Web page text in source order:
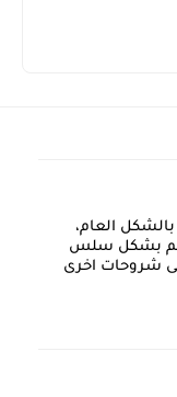
العام،
بشكل سلس
شروحات اخرى